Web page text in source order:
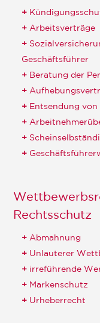
Arbeitsverträge
Geschäftsführer
Beratung der
Entsendung
Rechtsschutz
Abmahnung
Unlauterer
irreführende
Markenschutz
Urheberrecht